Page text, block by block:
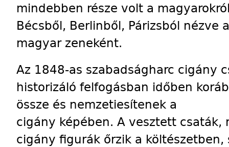
mindebben része volt a
Bécsből, Berlinből, Párizsból nézve
magyar zeneként.
Az 1848-as szabadságharc cigány
historizáló felfogásban időben
össze és nemzetiesítenek a
cigány képében. A vesztett csaták,
cigány figurák őrzik a költészetben,